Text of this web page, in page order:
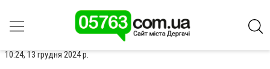
10:24, 13 грудня 2024 р.